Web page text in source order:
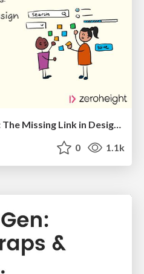
Information Architects: The Missing Link in Design Systems
0 1.1k